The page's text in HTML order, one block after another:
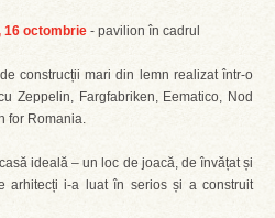
16 octombrie - pavilion în cadrul
construcții mari din lemn realizat într-o
Zeppelin, Fargfabriken, Eematico, Nod
for Romania.
ideală – un loc de joacă, de învățat și
arhitecți i-a luat în serios și a construit